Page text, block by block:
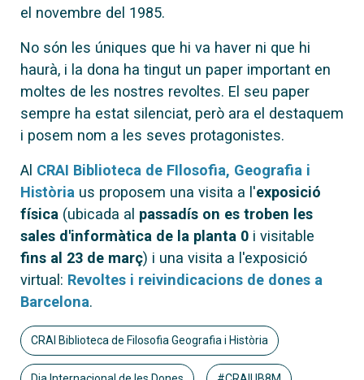
el novembre del 1985.
No són les úniques que hi va haver ni que hi
haurà, i la dona ha tingut un paper important en
moltes de les nostres revoltes. El seu paper
sempre ha estat silenciat, però ara el destaquem
i posem nom a les seves protagonistes.
Al CRAI Biblioteca de FIlosofia, Geografia i
Història us proposem una visita a l'exposició
física (ubicada al passadís on es troben les
sales d'informàtica de la planta 0 i visitable
fins al 23 de març) i una visita a l'exposició
virtual: Revoltes i reivindicacions de dones a
Barcelona.
CRAI Biblioteca de Filosofia Geografia i Història